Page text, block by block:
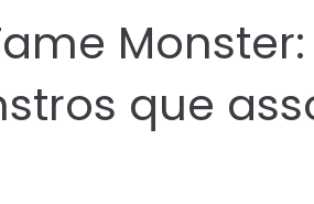
Monster:
que